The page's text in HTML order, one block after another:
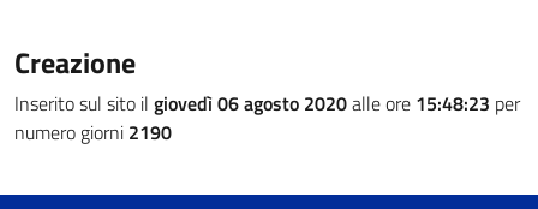
Creazione
Inserito sul sito il giovedì 06 agosto 2020alle ore 15:48:23 per
numero giorni 2190